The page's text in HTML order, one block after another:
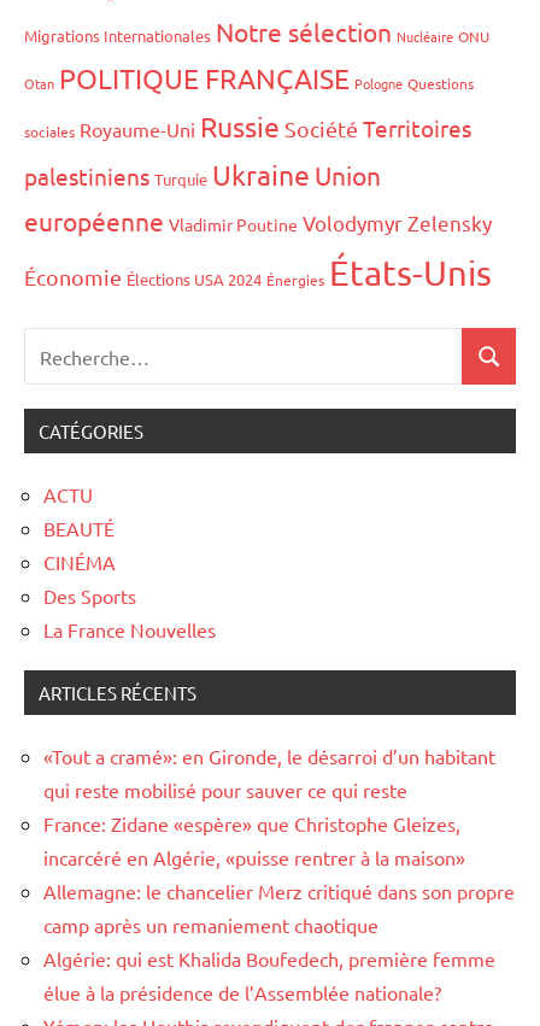
Migrations Internationales Notre sélection Nucléaire ONU
Otan POLITIQUE FRANÇAISE Pologne Questions
sociales Royaume-Uni Russie Société Territoires
palestiniens Turquie Ukraine Union
européenne Vladimir Poutine Volodymyr Zelensky
Économie Élections USA 2024 Énergies États-Unis
CATÉGORIES
ACTU
BEAUTÉ
CINÉMA
Des Sports
La France Nouvelles
ARTICLES RÉCENTS
«Tout a cramé»: en Gironde, le désarroi d’un habitant
qui reste mobilisé pour sauver ce qui reste
France: Zidane «espère» que Christophe Gleizes,
incarcéré en Algérie, «puisse rentrer à la maison»
Allemagne: le chancelier Merz critiqué dans son propre
camp après un remaniement chaotique
Algérie: qui est Khalida Boufedech, première femme
élue à la présidence de l’Assemblée nationale?